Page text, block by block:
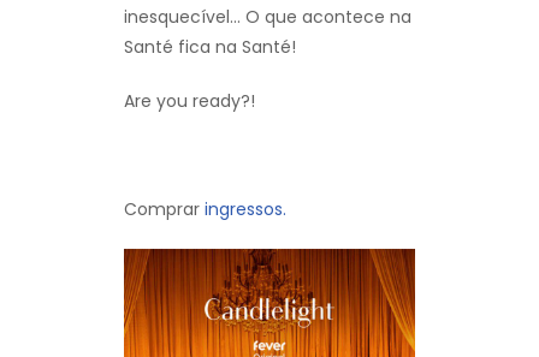
inesquecível… O que acontece na
Santé fica na Santé!
Are you ready?!
Comprar ingressos.